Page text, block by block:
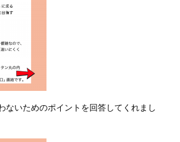
ないためのポイントを回答してくれまし